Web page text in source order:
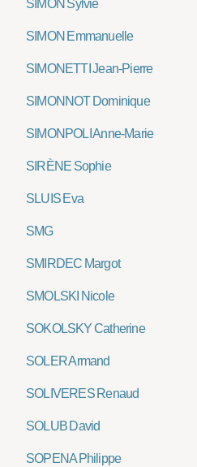
SIMON Sylvie
SIMON Emmanuelle
SIMONETTI Jean-Pierre
SIMONNOT Dominique
SIMONPOLI Anne-Marie
SIRÈNE Sophie
SLUIS Eva
SMG
SMIRDEC Margot
SMOLSKI Nicole
SOKOLSKY Catherine
SOLER Armand
SOLIVERES Renaud
SOLUB David
SOPENA Philippe